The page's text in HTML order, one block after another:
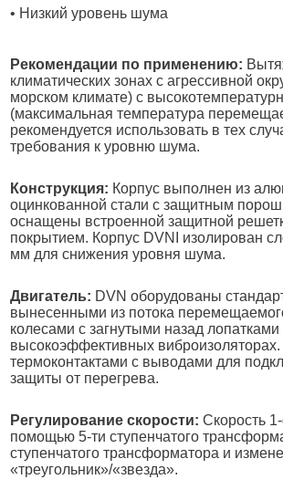
• Низкий уровень шума
Рекомендации по применению:
климатических зонах с агрессивной
морском климате) с
(максимальная температура
рекомендуется использовать в тех
требования к уровню шума.
Конструкция: Корпус выполнен из
оцинкованной стали с защитным
оснащены встроенной защитной
покрытием. Корпус DVNI изолирован
мм для снижения уровня шума.
Двигатель: DVN оборудованы
вынесенными из потока
колесами с загнутыми назад
высокоэффективных
термоконтактами с выводами для
защиты от перегрева.
Регулирование скорости: Скорость
помощью 5-ти ступенчатого
ступенчатого трансформатора и
«треугольник»/«звезда».